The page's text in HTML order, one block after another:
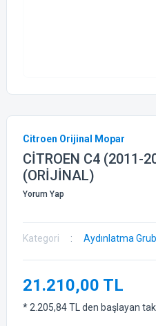
Citroen Orijinal Mopar
CİTROEN C4 (2011-
(ORİJİNAL)
Yorum Yap
Kategori Aydınlatma
21.210,00 TL
* 2.205,84 TL den başlayan